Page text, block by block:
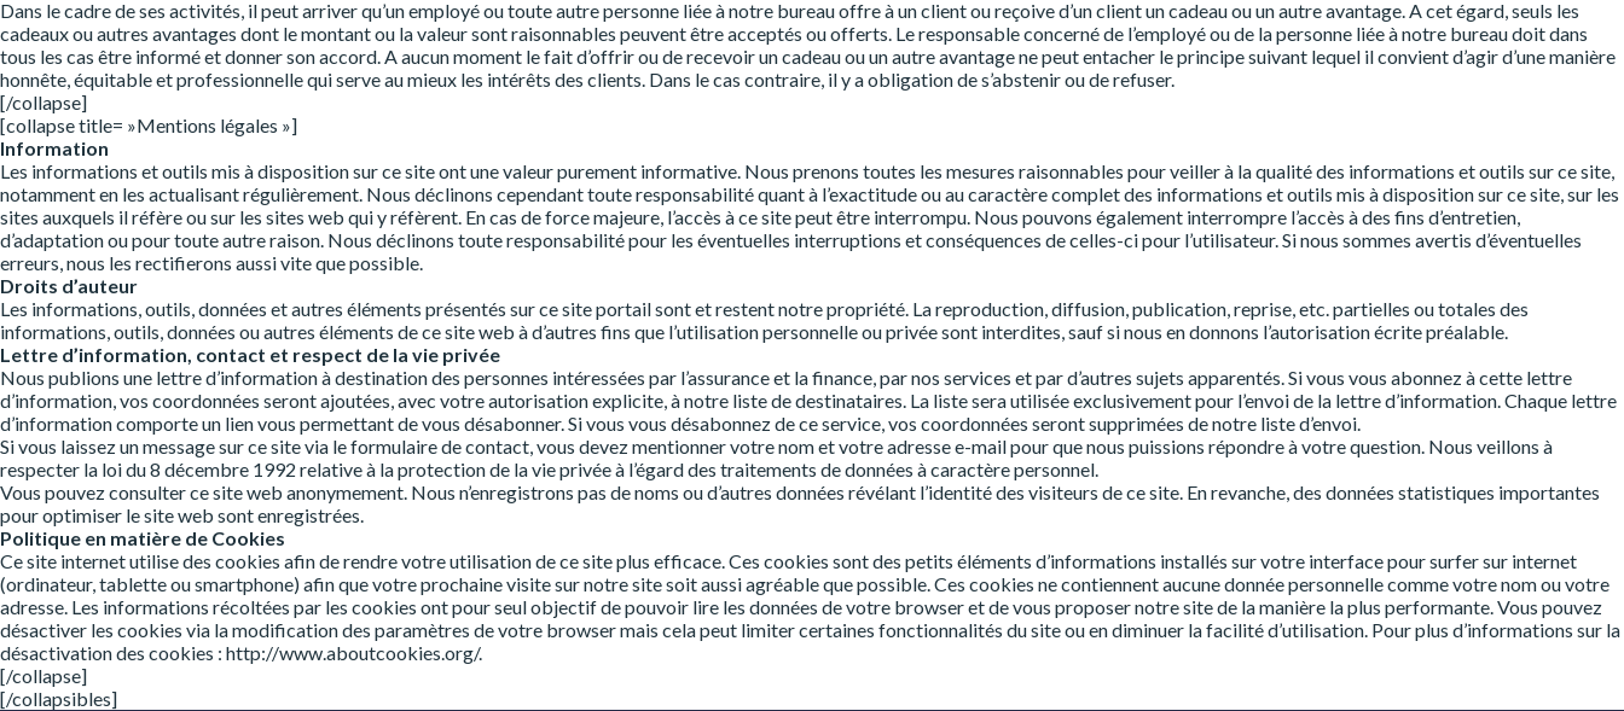
Dans le cadre de ses activités, il peut arriver qu’un employé ou toute autre personne liée à notre bureau offre à un client ou reçoive d’un client un cadeau ou un autre avantage. A cet égard, seuls les
cadeaux ou autres avantages dont le montant ou la valeur sont raisonnables peuvent être acceptés ou offerts. Le responsable concerné de l’employé ou de la personne liée à notre bureau doit dans
tous les cas être informé et donner son accord. A aucun moment le fait d’offrir ou de recevoir un cadeau ou un autre avantage ne peut entacher le principe suivant lequel il convient d’agir d’une manière
honnête, équitable et professionnelle qui serve au mieux les intérêts des clients. Dans le cas contraire, il y a obligation de s’abstenir ou de refuser.
[/collapse]
[collapse title= »Mentions légales »]
Information
Les informations et outils mis à disposition sur ce site ont une valeur purement informative. Nous prenons toutes les mesures raisonnables pour veiller à la qualité des informations et outils sur ce site,
notamment en les actualisant régulièrement. Nous déclinons cependant toute responsabilité quant à l’exactitude ou au caractère complet des informations et outils mis à disposition sur ce site, sur les
sites auxquels il réfère ou sur les sites web qui y réfèrent. En cas de force majeure, l’accès à ce site peut être interrompu. Nous pouvons également interrompre l’accès à des fins d’entretien,
d’adaptation ou pour toute autre raison. Nous déclinons toute responsabilité pour les éventuelles interruptions et conséquences de celles-ci pour l’utilisateur. Si nous sommes avertis d’éventuelles
erreurs, nous les rectifierons aussi vite que possible.
Droits d’auteur
Les informations, outils, données et autres éléments présentés sur ce site portail sont et restent notre propriété. La reproduction, diffusion, publication, reprise, etc. partielles ou totales des
informations, outils, données ou autres éléments de ce site web à d’autres fins que l’utilisation personnelle ou privée sont interdites, sauf si nous en donnons l’autorisation écrite préalable.
Lettre d’information, contact et respect de la vie privée
Nous publions une lettre d’information à destination des personnes intéressées par l’assurance et la finance, par nos services et par d’autres sujets apparentés. Si vous vous abonnez à cette lettre
d’information, vos coordonnées seront ajoutées, avec votre autorisation explicite, à notre liste de destinataires. La liste sera utilisée exclusivement pour l’envoi de la lettre d’information. Chaque lettre
d’information comporte un lien vous permettant de vous désabonner. Si vous vous désabonnez de ce service, vos coordonnées seront supprimées de notre liste d’envoi.
Si vous laissez un message sur ce site via le formulaire de contact, vous devez mentionner votre nom et votre adresse e-mail pour que nous puissions répondre à votre question. Nous veillons à
respecter la loi du 8 décembre 1992 relative à la protection de la vie privée à l’égard des traitements de données à caractère personnel.
Vous pouvez consulter ce site web anonymement. Nous n’enregistrons pas de noms ou d’autres données révélant l’identité des visiteurs de ce site. En revanche, des données statistiques importantes
pour optimiser le site web sont enregistrées.
Politique en matière de Cookies
Ce site internet utilise des cookies afin de rendre votre utilisation de ce site plus efficace. Ces cookies sont des petits éléments d’informations installés sur votre interface pour surfer sur internet
(ordinateur, tablette ou smartphone) afin que votre prochaine visite sur notre site soit aussi agréable que possible. Ces cookies ne contiennent aucune donnée personnelle comme votre nom ou votre
adresse. Les informations récoltées par les cookies ont pour seul objectif de pouvoir lire les données de votre browser et de vous proposer notre site de la manière la plus performante. Vous pouvez
désactiver les cookies via la modification des paramètres de votre browser mais cela peut limiter certaines fonctionnalités du site ou en diminuer la facilité d’utilisation. Pour plus d’informations sur la
désactivation des cookies : http://www.aboutcookies.org/.
[/collapse]
[/collapsibles]